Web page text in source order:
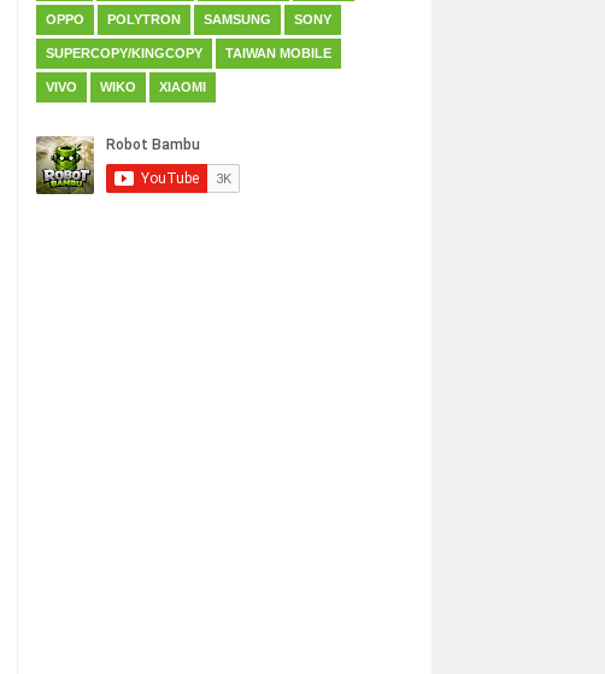
OPPO POLYTRON SAMSUNG SONY
SUPERCOPY/KINGCOPY TAIWAN MOBILE
VIVO WIKO XIAOMI